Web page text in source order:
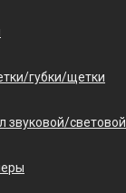
губки/щетки
звуковой/световой